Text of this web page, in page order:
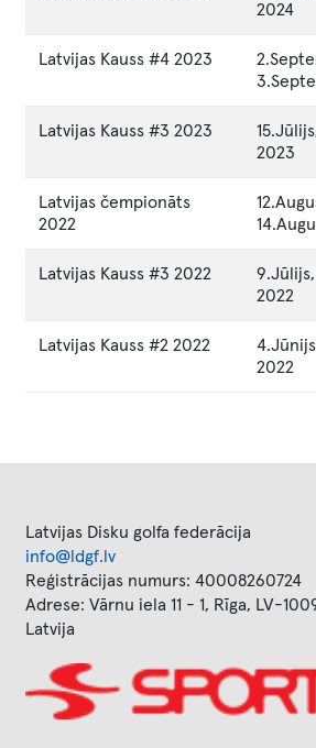
2024
Latvijas Kauss #4 2023
Latvijas Kauss #3 2023
2023
Latvijas čempionāts
2022
Latvijas Kauss #3 2022
2022
Latvijas Kauss #2 2022
2022
Latvijas Disku golfa federācija
info@ldgf.lv
Reģistrācijas numurs: 40008260724
Adrese: Vārnu iela 11 - 1, Rīga, LV-
Latvija
Image